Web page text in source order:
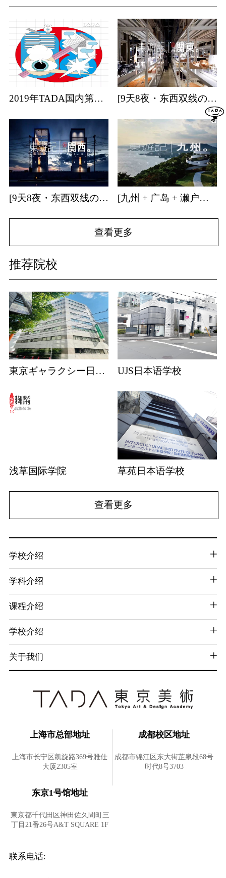
2019年TADA国内第一站日本艺术专业考学分享会 [9天8夜・东西双线の关东] | 日本建筑・特展・温泉・森林游学招募中！
[9天8夜・东西双线の关西] | 日本建筑・温泉游学招募中！ [九州 + 广岛 + 濑户内海] | 9天8夜温泉游学团招募中！
查看更多
推荐院校
東京ギャラクシー日本語学校 UJS日本语学校
浅草国际学院 草苑日本语学校
查看更多
学校介绍
学科介绍
课程介绍
学校介绍
关于我们
上海市总部地址
上海市长宁区凯旋路369号雅仕
大厦2305室
成都校区地址
成都市锦江区东大街芷泉段68号
时代8号3703
东京1号馆地址
東京都千代田区神田佐久間町三
丁目21番26号A&T SQUARE 1F
联系电话: